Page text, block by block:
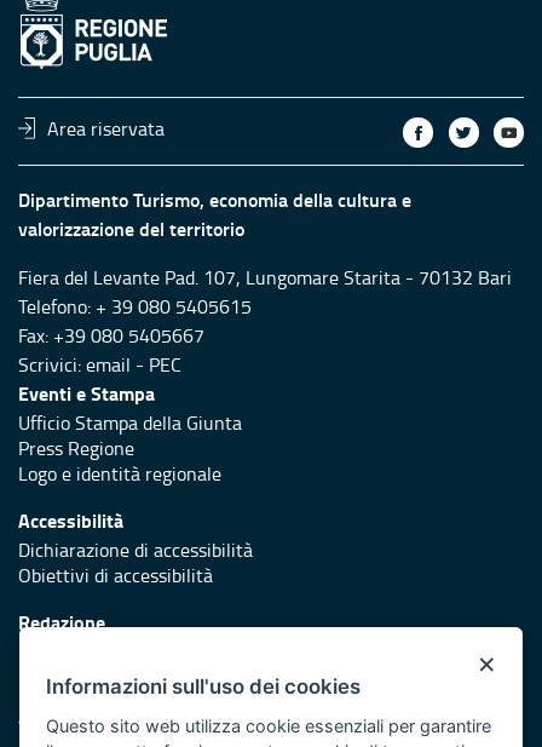
Area riservata
Dipartimento Turismo, economia della cultura e
valorizzazione del territorio
Fiera del Levante Pad. 107, Lungomare Starita - 70132 Bari
Telefono: + 39 080 5405615
Fax: +39 080 5405667
Scrivici:email - PEC
Eventi e Stampa
Ufficio Stampa della Giunta
Press Regione
Logo e identità regionale
Accessibilità
Dichiarazione di accessibilità
Obiettivi di accessibilità
Redazione
Protezione civile
Vai al sito di Protezione Civile Puglia
×
Informazioni sull'uso dei cookies
Questo sito web utilizza cookie essenziali per garantire